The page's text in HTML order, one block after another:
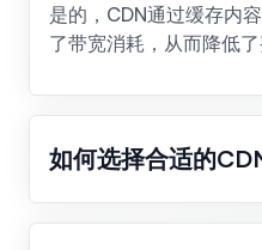
是的，CDN通过缓存内
了带宽消耗，从而降低了
如何选择合适的